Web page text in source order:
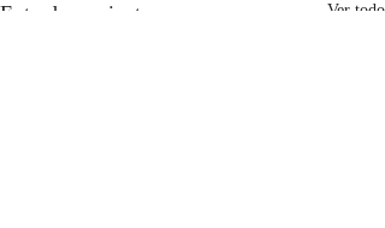
Entradas recientes Ver todo